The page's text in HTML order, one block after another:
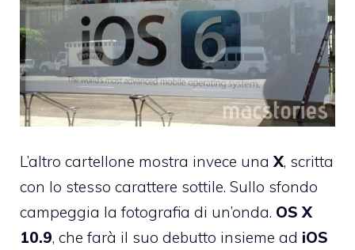
L’altro cartellone mostra invece unaX, scritta
con lo stesso carattere sottile. Sullo sfondo
campeggia la fotografia di un’onda. OS X
10.9, che farà il suo debutto insieme ad iOS